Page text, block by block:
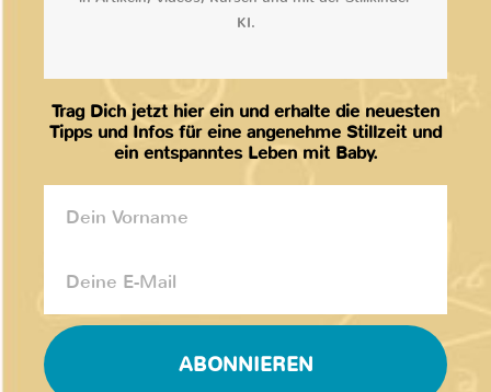
KI.
Trag Dich jetzt hier ein und erhalte die neuesten
Tipps und Infos für eine angenehme Stillzeit und
ein entspanntes Leben mit Baby.
ABONNIEREN